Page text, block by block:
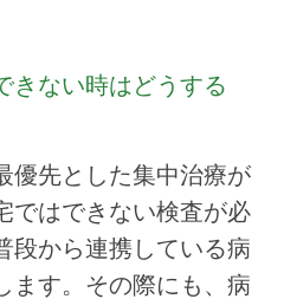
きない時はどうする
優先とした集中治療が
ではできない検査が必
段から連携している病
ます。その際にも、病